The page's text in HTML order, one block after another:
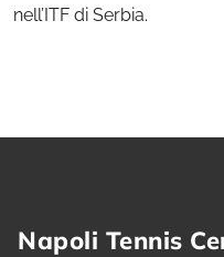
nell’ITF di Serbia.
Napoli Tennis